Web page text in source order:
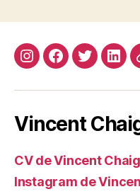
articles
InstagramFacebook
Twitter
Vincent
CV de Vincent
Instagram de